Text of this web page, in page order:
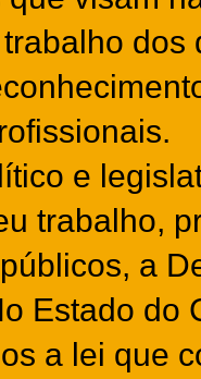
dos
e
trabalho,
a
Estado do
a lei que